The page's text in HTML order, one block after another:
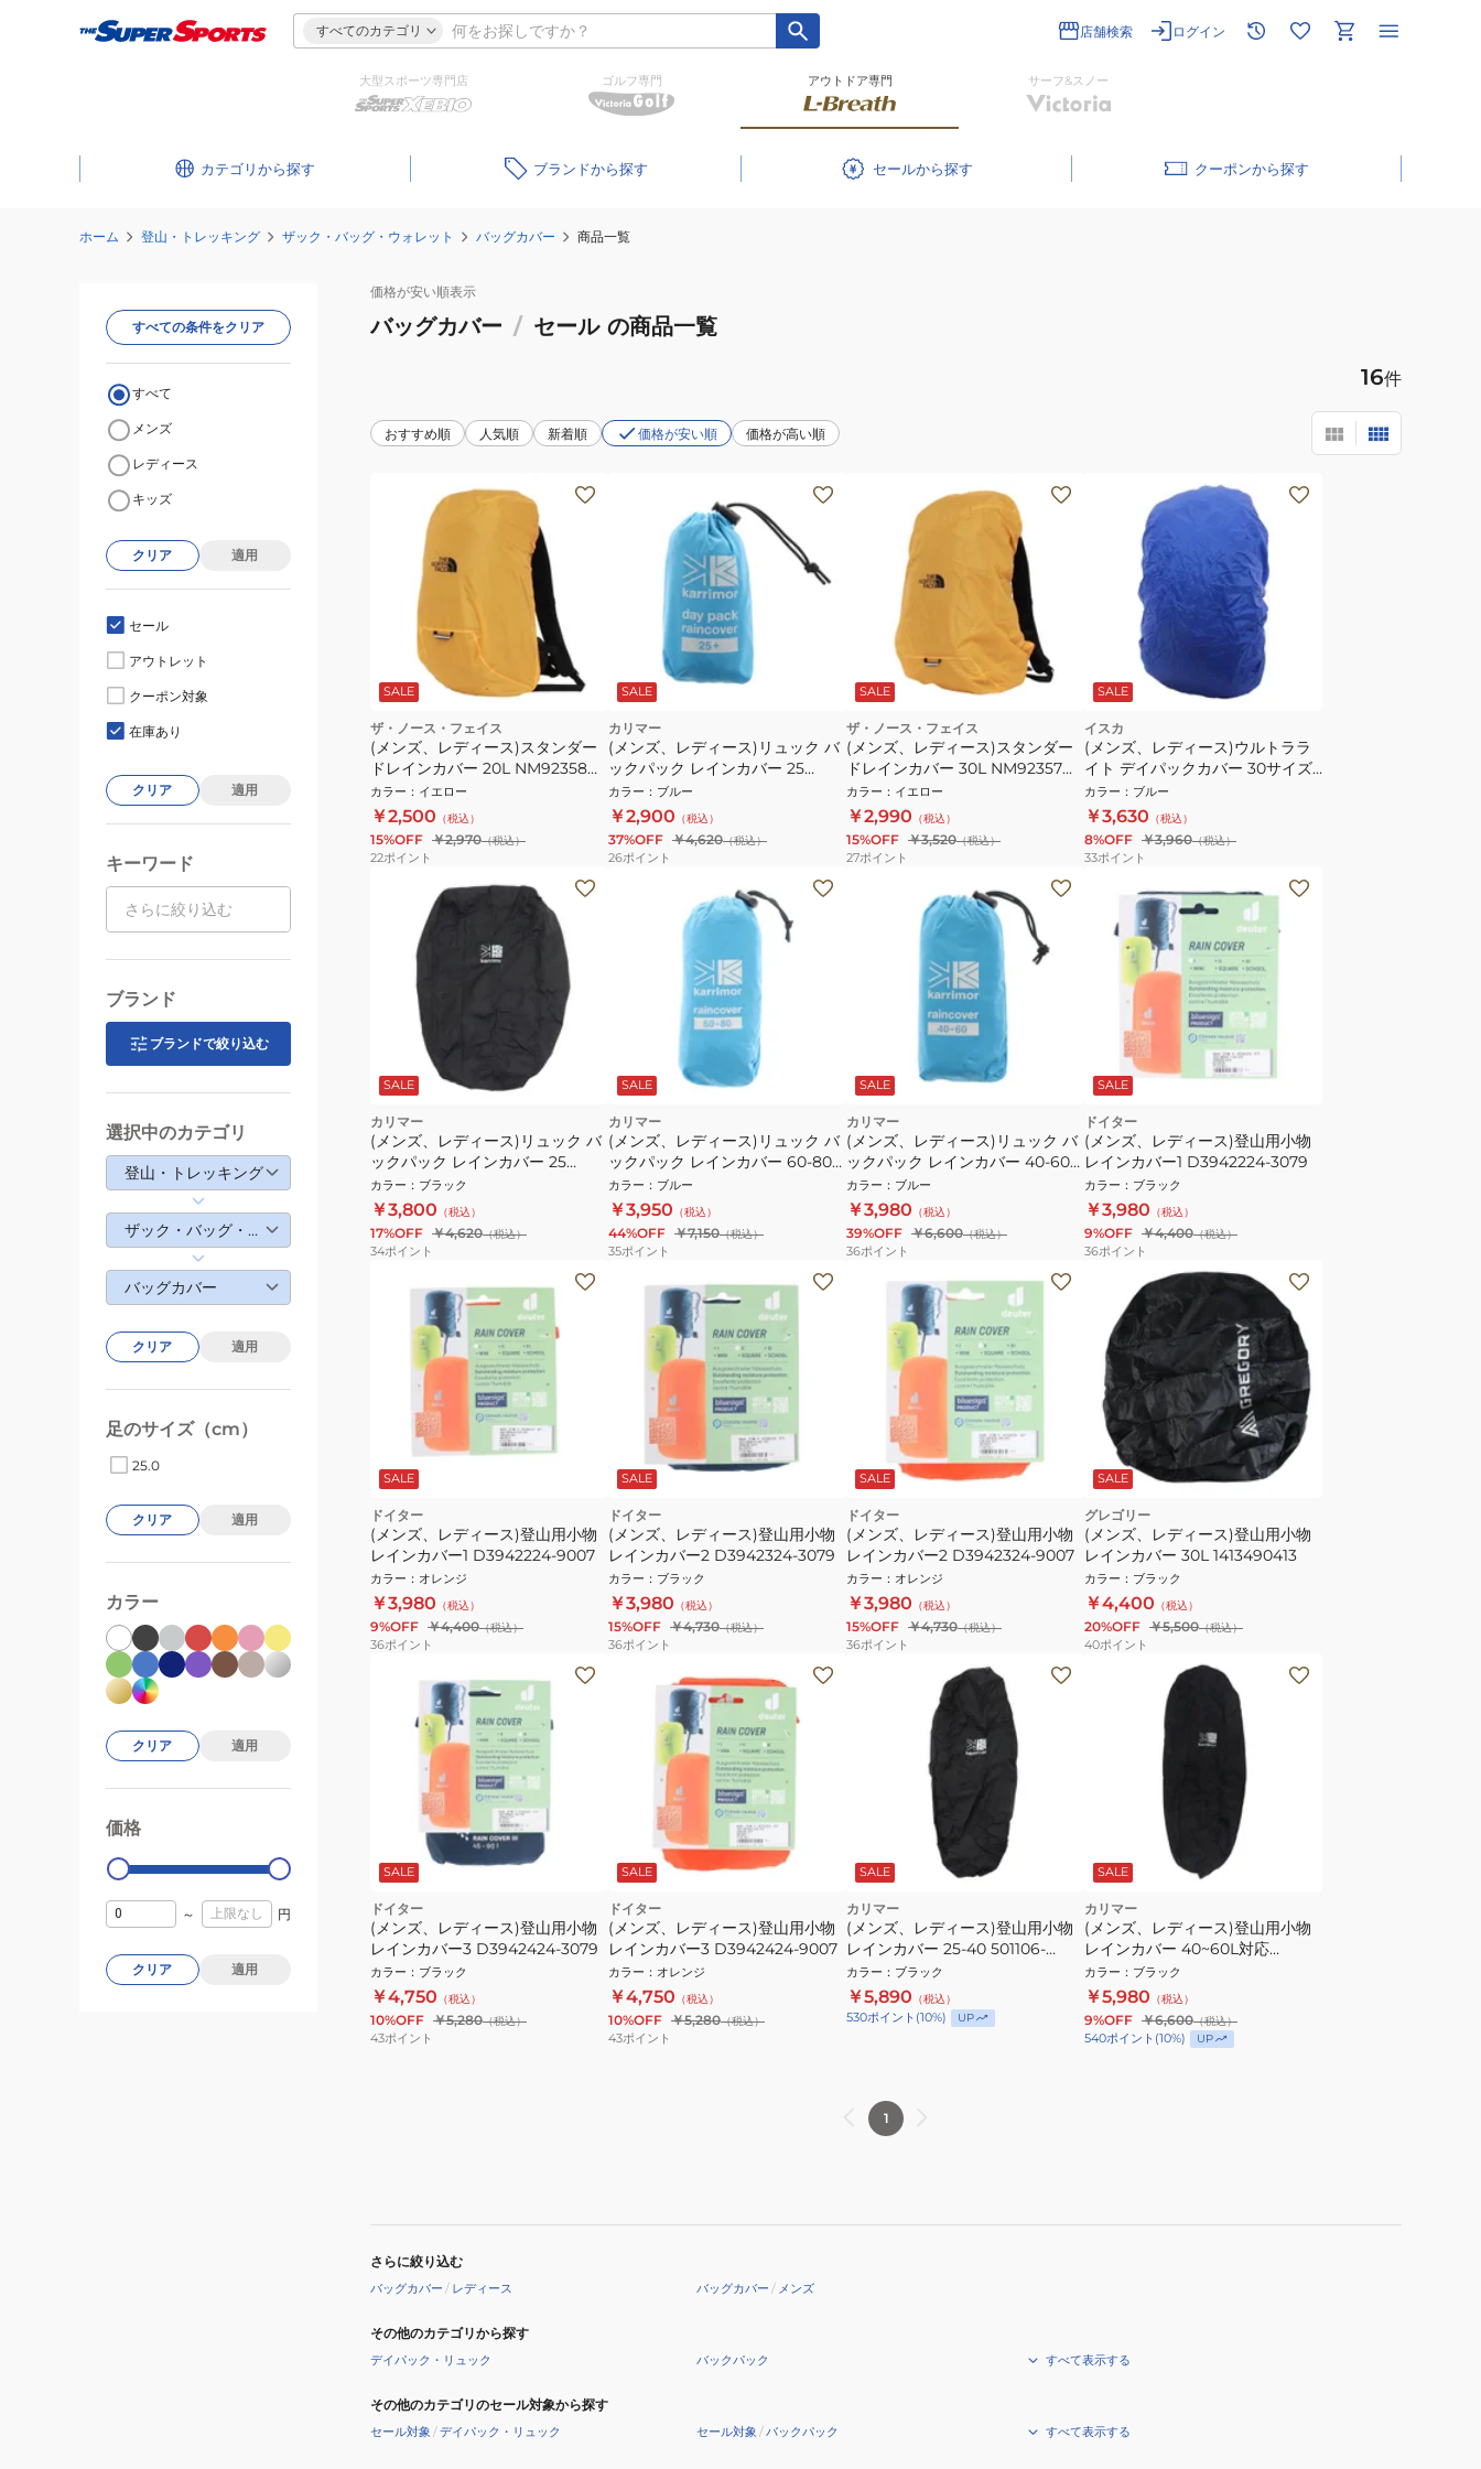
すべてのカテゴリ 店舗検索 ログイン
大型スポーツ専門店 ゴルフ専門 アウトドア専門 サーフ&スノー
カテゴリ ブランド セール クーポン
ホーム 登山・トレッキング ザック・バッグ・ウォレット バッグカバー 商品一覧
価格が安い順表示
バッグカバー / セール の商品一覧
16件
おすすめ順 人気順 新着順 価格が安い順 価格が高い順
SALE
ザ・ノース・フェイス
(メンズ、レディース)スタンダー
ドレインカバー 20L NM92358
SG
カラー ： イエロー
￥2,500 （税込）
15%OFF ￥2,970（税込）
22ポイント
SALE
カリマー
(メンズ、レディース)リュック バ
ックパック レインカバー 25
501107-4400 ブルー 25L+ 登山用
小物 防水 コンパクト収納
カラー ： ブルー
￥2,900 （税込）
37%OFF ￥4,620（税込）
26ポイント
SALE
ザ・ノース・フェイス
(メンズ、レディース)スタンダー
ドレインカバー 30L NM92357
SG
カラー ： イエロー
￥2,990 （税込）
15%OFF ￥3,520（税込）
27ポイント
SALE
イスカ
(メンズ、レディース)ウルトララ
イト デイパックカバー 30サイズ
2620-12 ロイヤルブルー ザック用
カバー
カラー ： ブルー
￥3,630 （税込）
8%OFF ￥3,960（税込）
33ポイント
SALE
カリマー
(メンズ、レディース)リュック バ
ックパック レインカバー 25
501107-9000 ブラック 25L+ 登山
用小物 防水 コンパクト収納
カラー ： ブラック
￥3,800 （税込）
17%OFF ￥4,620（税込）
34ポイント
SALE
カリマー
(メンズ、レディース)リュック バ
ックパック レインカバー 60-80
501104-4400 ブルー 登山用小物
防水 コンパクト収納
カラー ： ブルー
￥3,950 （税込）
44%OFF ￥7,150（税込）
35ポイント
SALE
カリマー
(メンズ、レディース)リュック バ
ックパック レインカバー 40-60
501105-4400 ブルー 登山用小物
防水 コンパクト収納
カラー ： ブルー
￥3,980 （税込）
39%OFF ￥6,600（税込）
36ポイント
SALE
ドイター
(メンズ、レディース)登山用小物
レインカバー1 D3942224-3079
カラー ： ブラック
￥3,980 （税込）
9%OFF ￥4,400（税込）
36ポイント
SALE
ドイター
(メンズ、レディース)登山用小物
レインカバー1 D3942224-9007
カラー ： オレンジ
￥3,980 （税込）
9%OFF ￥4,400（税込）
36ポイント
SALE
ドイター
(メンズ、レディース)登山用小物
レインカバー2 D3942324-3079
カラー ： ブラック
￥3,980 （税込）
15%OFF ￥4,730（税込）
36ポイント
SALE
ドイター
(メンズ、レディース)登山用小物
レインカバー2 D3942324-9007
カラー ： オレンジ
￥3,980 （税込）
15%OFF ￥4,730（税込）
36ポイント
SALE
グレゴリー
(メンズ、レディース)登山用小物
レインカバー 30L 1413490413
カラー ： ブラック
￥4,400 （税込）
20%OFF ￥5,500（税込）
40ポイント
SALE
ドイター
(メンズ、レディース)登山用小物
レインカバー3 D3942424-3079
カラー ： ブラック
￥4,750 （税込）
10%OFF ￥5,280（税込）
43ポイント
SALE
ドイター
(メンズ、レディース)登山用小物
レインカバー3 D3942424-9007
カラー ： オレンジ
￥4,750 （税込）
10%OFF ￥5,280（税込）
43ポイント
SALE
カリマー
(メンズ、レディース)登山用小物
レインカバー 25-40 501106-
9000
カラー ： ブラック
￥5,890 （税込）
530ポイント (10%) UP
SALE
カリマー
(メンズ、レディース)登山用小物
レインカバー 40~60L対応
501105-9000 ブラック 収納ポー
チ付
カラー ： ブラック
￥5,980 （税込）
9%OFF ￥6,600（税込）
540ポイント (10%) UP
1
さらに絞り込む
バッグカバー / レディース バッグカバー / メンズ
その他のカテゴリから探す
デイパック・リュック バックパック すべて表示する
その他のカテゴリのセール対象から探す
セール対象 /デイパック・リュック セール対象 /バックパック すべて表示する
すべての条件をクリア
すべて
メンズ
レディース
キッズ
クリア 適用
セール
アウトレット
クーポン対象
在庫あり
クリア 適用
キーワード
ブランド
ブランドで絞り込む
選択中のカテゴリ
登山・トレッキング
ザック・バッグ・ウォレット
バッグカバー
クリア 適用
足のサイズ（cm）
25.0
クリア 適用
カラー
クリア 適用
価格
0
～ 円
クリア 適用